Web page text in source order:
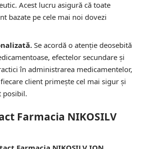
Acest lucru asigură că toate
bazate pe cele mai noi dovezi
Se acordă o atenție deosebită
efectelor secundare și
în administrarea medicamentelor,
client primește cel mai sigur și
posibil.
Farmacia NIKOSILV